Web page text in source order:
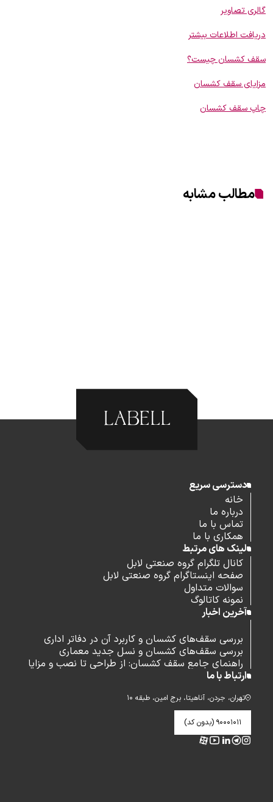
گالری تصاویر
دریافت اطلاعات بیشتر
سقف کشسان چیست؟
مزایای سقف کشسان
چاپ سقف کشسان
مطالب مشابه
دسترسی سریع
خانه
درباره ما
تماس با ما
همکاری با ما
لینک های مرتبط
کانال تلگرام گروه صنعتی لابل
صفحه اینستاگرام گروه صنعتی لابل
سوالات متداول
نمونه کاتالوگ
آخرین اخبار
بررسی سقف‌های کشسان و کاربرد آن در دفاتر اداری
بررسی سقف‌های کشسان و نسل جدید معماری
راهنمای جامع سقف کشسان: از طراحی تا نصب و مزایا
ارتباط با ما
تهران، جردن، آناهیتا، برج امین، طبقه ۱۰
۹۰۰۰۱۰۱۱ (بدون کد)